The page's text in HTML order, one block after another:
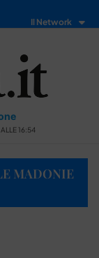
Il Network
16:54
MADONIE